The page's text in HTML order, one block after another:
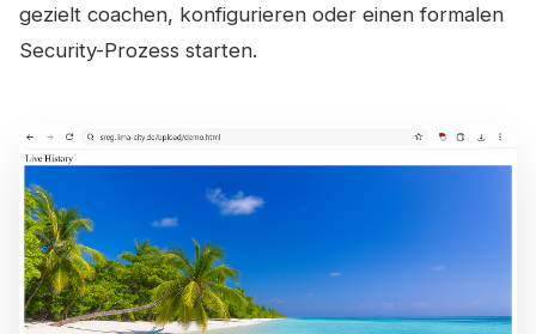
gezielt coachen, konfigurieren oder einen formalen
Security-Prozess starten.